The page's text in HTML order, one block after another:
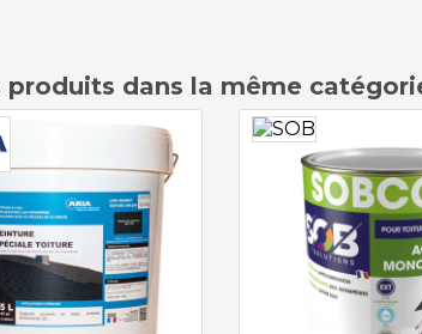
produits dans la même